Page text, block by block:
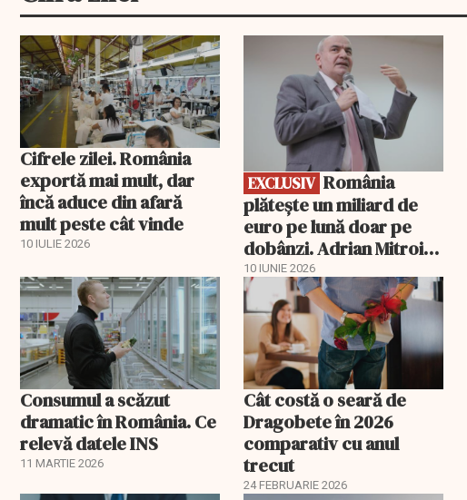
Cifrele zilei. România
exportă mai mult, dar
încă aduce din afară
mult peste cât vinde
10 IULIE 2026
EXCLUSIV
EXCLUSIV România
plătește un miliard de
euro pe lună doar pe
dobânzi. Adrian Mitroi:
O datorie publică
„insurmontabilă”
10 IUNIE 2026
Consumul a scăzut
dramatic în România. Ce
relevă datele INS
11 MARTIE 2026
Cât costă o seară de
Dragobete în 2026
comparativ cu anul
trecut
24 FEBRUARIE 2026